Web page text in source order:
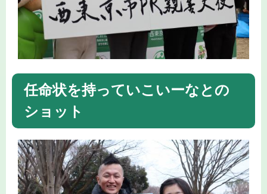
任命状を持っていこいーなとの
ショット